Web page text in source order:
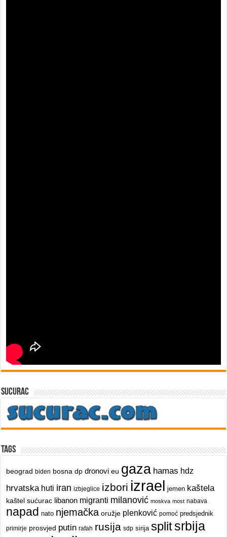
sucurac
Tags
beograd biden bosna dp dronovi eu gaza hamas hdz
hrvatska huti iran izbjeglice izbori izrael jemen kaštela
kaštel sućurac libanon migranti milanović moskva most nabava
napad nato njemačka oružje plenković pomoć predsjednik
primirje prosvjed putin rafah rusija sdp sirija splitsrbija